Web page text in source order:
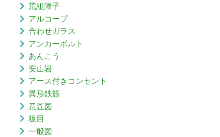
荒組障子
アルコープ
合わせガラス
アンカーボルト
あんこう
安山岩
アース付きコンセント
異形鉄筋
意匠図
板目
一般図